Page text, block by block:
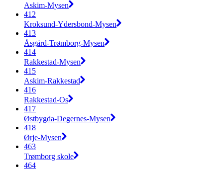
Askim-Mysen
412
Kroksund-Ydersbond-Mysen
413
Åsgård-Trømborg-Mysen
414
Rakkestad-Mysen
415
Askim-Rakkestad
416
Rakkestad-Os
417
Østbygda-Degernes-Mysen
418
Ørje-Mysen
463
Trømborg skole
464